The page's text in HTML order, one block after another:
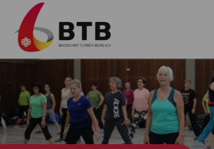
Zum Hauptinhalt springen